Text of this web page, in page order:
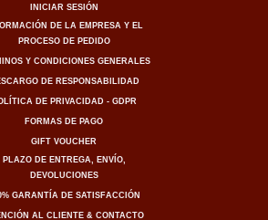
INICIAR SESIÓN
DE LA EMPRESA Y EL
PROCESO DE PEDIDO
Y CONDICIONES GENERALES
DE RESPONSABILIDAD
DE PRIVACIDAD - GDPR
FORMAS DE PAGO
GIFT VOUCHER
PLAZO DE ENTREGA, ENVÍO,
DEVOLUCIONES
GARANTÍA DE SATISFACCIÓN
AL CLIENTE & CONTACTO